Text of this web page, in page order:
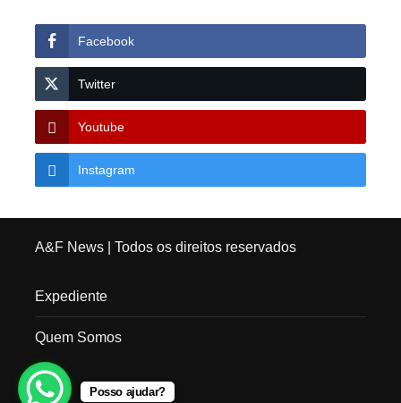
Facebook
Twitter
Youtube
Instagram
A&F News| Todos os direitos reservados
Expediente
Quem Somos
Posso ajudar?